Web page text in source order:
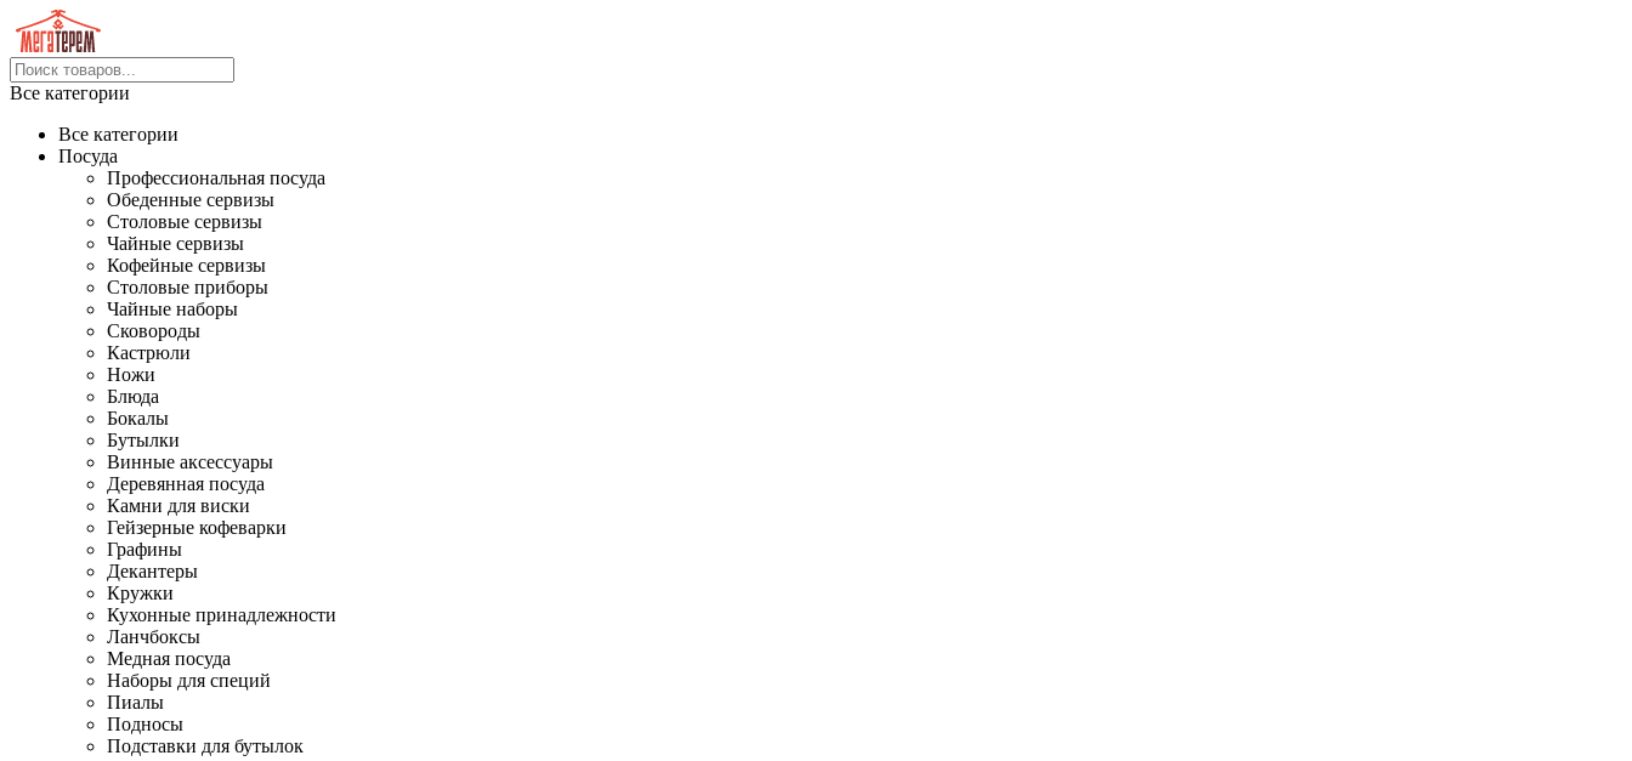
Все категории
Все категории
Посуда
Профессиональная посуда
Обеденные сервизы
Столовые сервизы
Чайные сервизы
Кофейные сервизы
Столовые приборы
Чайные наборы
Сковороды
Кастрюли
Ножи
Блюда
Бокалы
Бутылки
Винные аксессуары
Деревянная посуда
Камни для виски
Гейзерные кофеварки
Графины
Декантеры
Кружки
Кухонные принадлежности
Ланчбоксы
Медная посуда
Наборы для специй
Пиалы
Подносы
Подставки для бутылок